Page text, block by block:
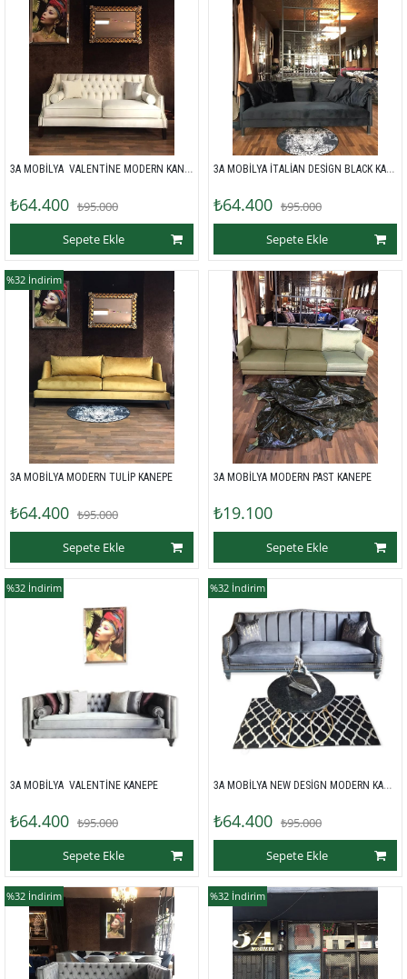
3A MOBİLYA  VALENTİNE MODERN KANEPE
₺64.400 ₺95.000
Sepete Ekle
3A MOBİLYA İTALİAN DESİGN BLACK KANEPE
₺64.400 ₺95.000
Sepete Ekle
3A MOBİLYA MODERN TULİP KANEPE
₺64.400 ₺95.000
Sepete Ekle
%32 İndirim
3A MOBİLYA MODERN PAST KANEPE
₺19.100
Sepete Ekle
3A MOBİLYA  VALENTİNE KANEPE
₺64.400 ₺95.000
Sepete Ekle
%32 İndirim
3A MOBİLYA NEW DESİGN MODERN KANEPE
₺64.400 ₺95.000
Sepete Ekle
%32 İndirim
%32 İndirim %32 İndirim